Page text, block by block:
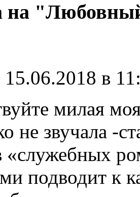
на
15.06.2018 в
милая
не звучала -
«служебных
подводит к